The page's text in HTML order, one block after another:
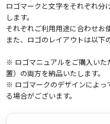
ロゴマークと文字をそれぞれ分
します。
それぞれご利用用途に合わせお
また、ロゴのレイアウトは以下
※ ロゴマニュアルをご購入いた
置）の両方を納品いたします。
※ ロゴマークのデザインによっ
る場合がございます。